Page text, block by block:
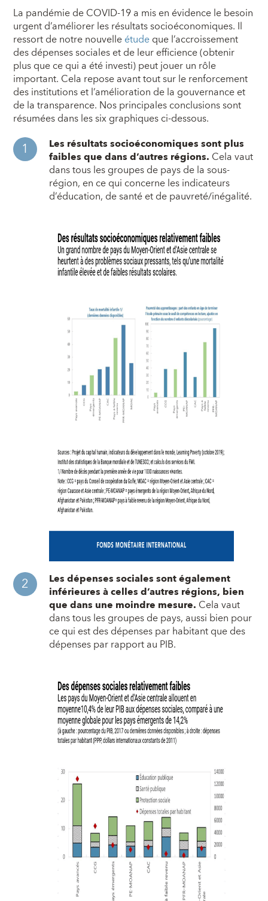
La pandémie de COVID-19 a mis en évidence le besoin
urgent d’améliorer les résultats socioéconomiques. Il
ressort de notre nouvelleétudeque l’accroissement
des dépenses sociales et de leur efficience (obtenir
plus que ce qui a été investi) peut jouer un rôle
important. Cela repose avant tout sur le renforcement
des institutions et l’amélioration de la gouvernance et
de la transparence. Nos principales conclusions sont
résumées dans les six graphiques ci-dessous.
Les résultats socioéconomiques sont plus
faibles que dans d’autres régions. Cela vaut
dans tous les groupes de pays de la sous-
région, en ce qui concerne les indicateurs
d’éducation, de santé et de pauvreté/inégalité.
Les dépenses sociales sont également
inférieures à celles d’autres régions, bien
que dans une moindre mesure. Cela vaut
dans tous les groupes de pays, aussi bien pour
ce qui est des dépenses par habitant que des
dépenses par rapport au PIB.